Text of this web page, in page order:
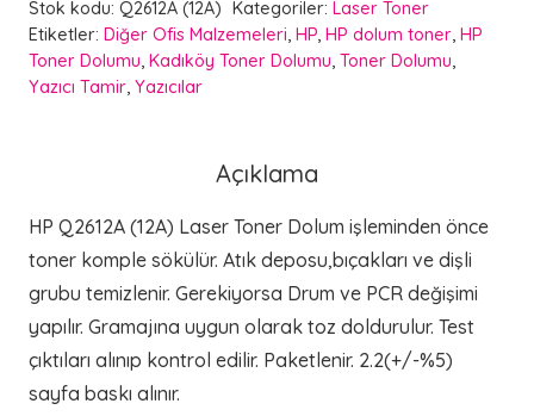
Stok kodu: Q2612A (12A) Kategoriler: Laser Toner
Etiketler: Diğer Ofis Malzemeleri HP HP dolum toner HP
Toner Dolumu Kadıköy Toner Dolumu Toner Dolumu
Yazıcı Tamir Yazıcılar
Açıklama
HP Q2612A (12A) Laser Toner Dolum işleminden önce
toner komple sökülür. Atık deposu,bıçakları ve dişli
grubu temizlenir. Gerekiyorsa Drum ve PCR değişimi
yapılır. Gramajına uygun olarak toz doldurulur. Test
çıktıları alınıp kontrol edilir. Paketlenir. 2.2(+/-%5)
sayfa baskı alınır.